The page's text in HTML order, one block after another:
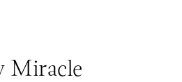
Miracle